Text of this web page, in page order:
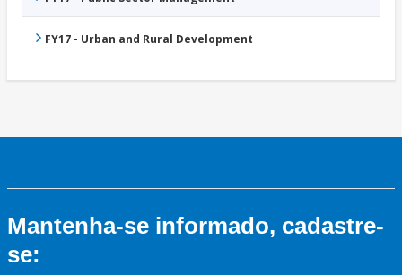
FY17 - Urban and Rural Development
Mantenha-se informado, cadastre-
se: